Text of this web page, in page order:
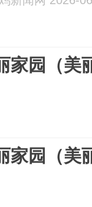
家园（美
家园（美